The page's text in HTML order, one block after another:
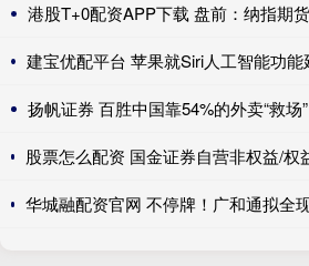
扬帆证券 百胜中国靠54%的外卖“救场”